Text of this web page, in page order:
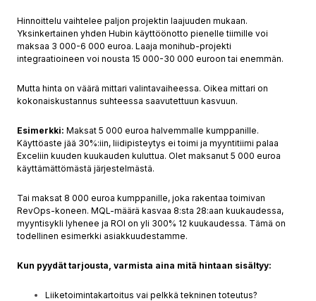
Hinnoittelu vaihtelee paljon projektin laajuuden mukaan.
Yksinkertainen yhden Hubin käyttöönotto pienelle tiimille voi
maksaa 3 000-6 000 euroa. Laaja monihub-projekti
integraatioineen voi nousta 15 000-30 000 euroon tai enemmän.
Mutta hinta on väärä mittari valintavaiheessa. Oikea mittari on
kokonaiskustannus suhteessa saavutettuun kasvuun.
Esimerkki: Maksat 5 000 euroa halvemmalle kumppanille.
Käyttöaste jää 30%:iin, liidipisteytys ei toimi ja myyntitiimi palaa
Exceliin kuuden kuukauden kuluttua. Olet maksanut 5 000 euroa
käyttämättömästä järjestelmästä.
Tai maksat 8 000 euroa kumppanille, joka rakentaa toimivan
RevOps-koneen. MQL-määrä kasvaa 8:sta 28:aan kuukaudessa,
myyntisykli lyhenee ja ROI on yli 300% 12 kuukaudessa. Tämä on
todellinen esimerkki asiakkuudestamme.
Kun pyydät tarjousta, varmista aina mitä hintaan sisältyy:
Liiketoimintakartoitus vai pelkkä tekninen toteutus?